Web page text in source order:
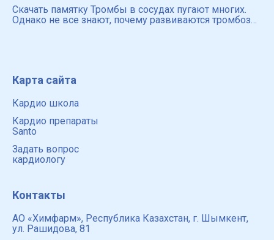
Скачать памятку Тромбы в сосудах пугают многих.
Однако не все знают, почему развиваются тромбозы,
Карта сайта
Кардио школа
Кардио препараты
Santo
Задать вопрос
кардиологу
Контакты
АО «Химфарм», Республика Казахстан, г. Шымкент,
ул. Рашидова, 81